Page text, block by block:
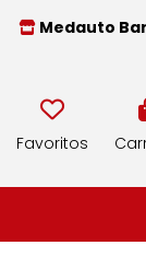
Medauto
Favoritos